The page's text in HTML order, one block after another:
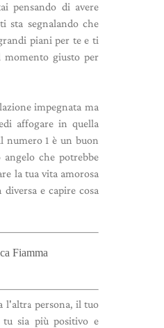
pensando di avere
sta segnalando che
piani per te e ti
momento giusto per
impegnata ma
affogare in quella
numero 1 è un buon
angelo che potrebbe
la tua vita amorosa
e capire cosa
Fiamma
l'altra persona, il tuo
tu sia più positivo e